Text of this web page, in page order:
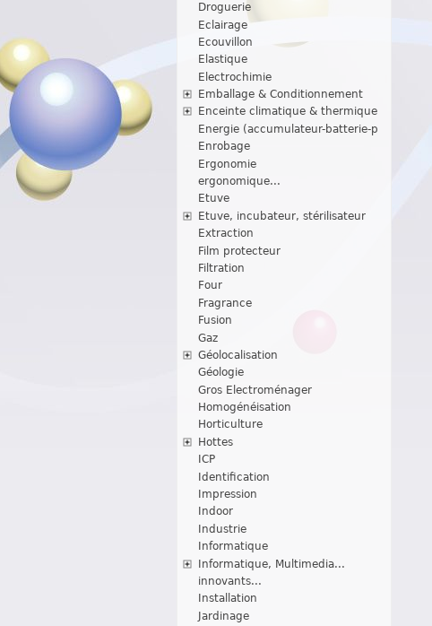
Droguerie
Eclairage
Ecouvillon
Elastique
Electrochimie
Emballage & Conditionnement
Enceinte climatique & thermique
Energie (accumulateur-batterie-p
Enrobage
Ergonomie
ergonomique...
Etuve
Etuve, incubateur, stérilisateur
Extraction
Film protecteur
Filtration
Four
Fragrance
Fusion
Gaz
Géolocalisation
Géologie
Gros Electroménager
Homogénéisation
Horticulture
Hottes
ICP
Identification
Impression
Indoor
Industrie
Informatique
Informatique, Multimedia...
innovants...
Installation
Jardinage